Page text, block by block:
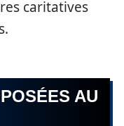
caritatives
AU